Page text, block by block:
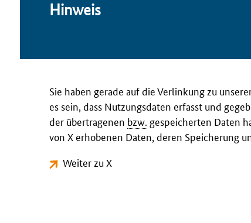
Hin­weis
Sie haben gerade auf die Verlinkung zu
es sein, dass Nutzungsdaten erfasst und
der übertragenen bzw. gespeicherten Daten
von X erhobenen Daten, deren Speicherung
Weiter zu X